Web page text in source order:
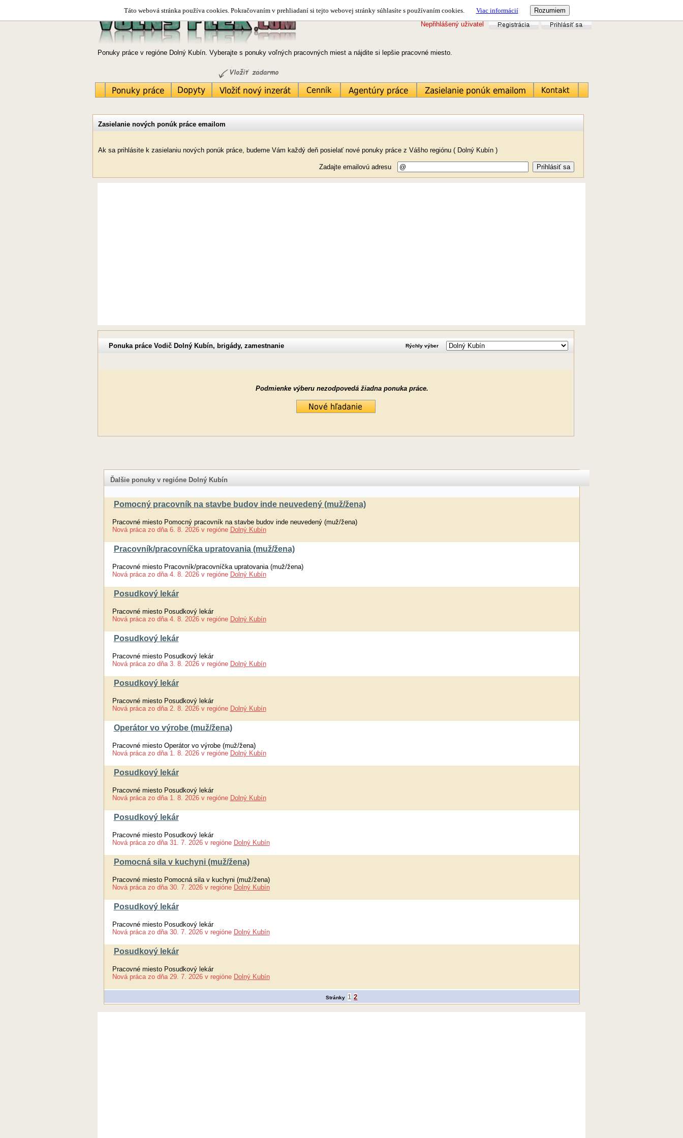
Táto webová stránka používa cookies. Pokračovaním v prehliadaní si tejto webovej stránky súhlasíte s používaním cookies.
Viac informácií
Nepřihlášený uživatel
Ponuky práce v regióne Dolný Kubín. Vyberajte s ponuky voľných pracovných miest a nájdite si lepšie pracovné miesto.
Zasielanie nových ponúk práce emailom
Ak sa prihlásite k zasielaniu nových ponúk práce, budeme Vám každý deň posielať nové ponuky práce z Vášho regiónu ( Dolný Kubín )
Zadajte emailovú adresu
Ponuka práce Vodič Dolný Kubín, brigády, zamestnanie Rýchly výber
Podmienke výberu nezodpovedá žiadna ponuka práce.
Ďalšie ponuky v regióne Dolný Kubín
Pomocný pracovník na stavbe budov inde neuvedený (muž/žena)
Pracovné miesto Pomocný pracovník na stavbe budov inde neuvedený (muž/žena)
Nová práca zo dňa 6. 8. 2026 v regióne Dolný Kubín
Pracovník/pracovníčka upratovania (muž/žena)
Pracovné miesto Pracovník/pracovníčka upratovania (muž/žena)
Nová práca zo dňa 4. 8. 2026 v regióne Dolný Kubín
Posudkový lekár
Pracovné miesto Posudkový lekár
Nová práca zo dňa 4. 8. 2026 v regióne Dolný Kubín
Posudkový lekár
Pracovné miesto Posudkový lekár
Nová práca zo dňa 3. 8. 2026 v regióne Dolný Kubín
Posudkový lekár
Pracovné miesto Posudkový lekár
Nová práca zo dňa 2. 8. 2026 v regióne Dolný Kubín
Operátor vo výrobe (muž/žena)
Pracovné miesto Operátor vo výrobe (muž/žena)
Nová práca zo dňa 1. 8. 2026 v regióne Dolný Kubín
Posudkový lekár
Pracovné miesto Posudkový lekár
Nová práca zo dňa 1. 8. 2026 v regióne Dolný Kubín
Posudkový lekár
Pracovné miesto Posudkový lekár
Nová práca zo dňa 31. 7. 2026 v regióne Dolný Kubín
Pomocná sila v kuchyni (muž/žena)
Pracovné miesto Pomocná sila v kuchyni (muž/žena)
Nová práca zo dňa 30. 7. 2026 v regióne Dolný Kubín
Posudkový lekár
Pracovné miesto Posudkový lekár
Nová práca zo dňa 30. 7. 2026 v regióne Dolný Kubín
Posudkový lekár
Pracovné miesto Posudkový lekár
Nová práca zo dňa 29. 7. 2026 v regióne Dolný Kubín
Stránky 1 2